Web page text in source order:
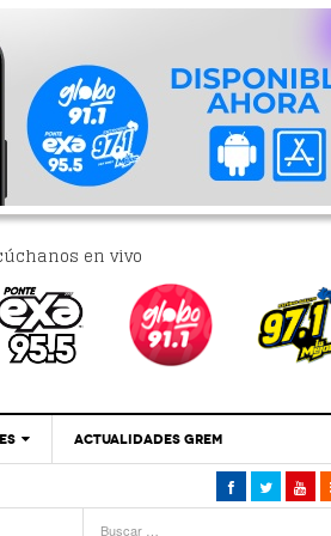
en vivo
‘Se Vale Soñar Con Una
ACTUALIDADES GREM